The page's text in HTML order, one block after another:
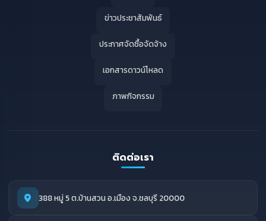
ข่าวประชาสัมพันธ์
ประกาศจัดซื้อจัดจ้าง
เอกสารดาวน์โหลด
ภาพกิจกรรม
ติดต่อเรา
388 หมู่ 5 ต.บ้านสวน อ.เมือง จ.ชลบุรี 20000